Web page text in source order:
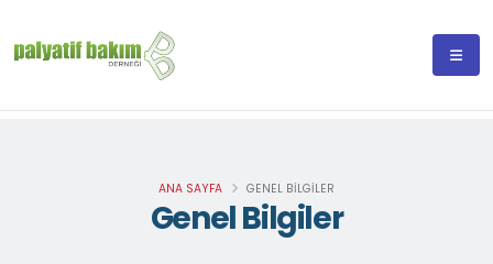
Genel Bilgiler
ANA SAYFA GENEL BILGILER